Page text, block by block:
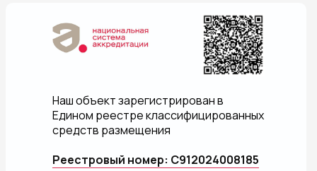
Наш объект зарегистрирован в
Едином реестре классифицированных
средств размещения
Реестровый номер: С912024008185